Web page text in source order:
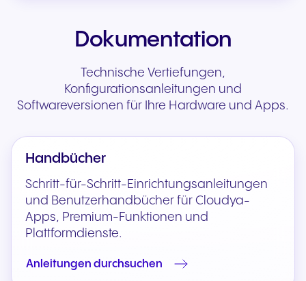
Dokumentation
Technische Vertiefungen,
Konfigurationsanleitungen und
Softwareversionen für Ihre Hardware und Apps.
Handbücher
Schritt-für-Schritt-Einrichtungsanleitungen
und Benutzerhandbücher für Cloudya-
Apps, Premium-Funktionen und
Plattformdienste.
Anleitungen durchsuchen